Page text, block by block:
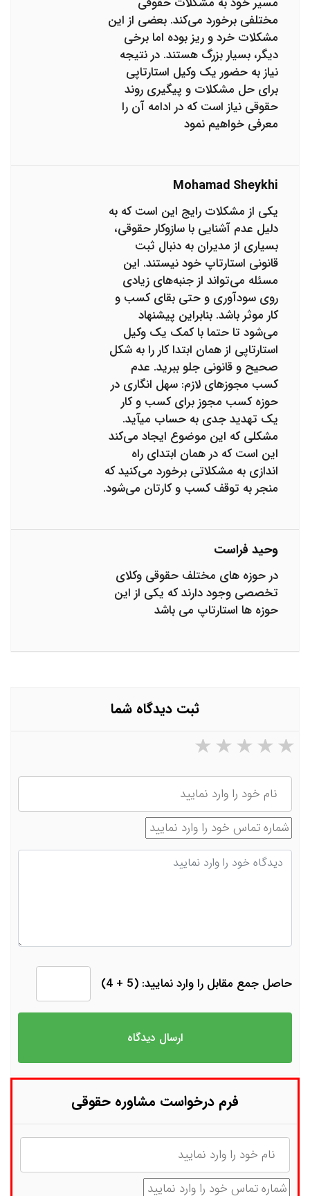
مختلفی برخورد می‌کند. بعضی از این
مشکلات خرد و ریز بوده اما برخی
دیگر، بسیار بزرگ هستند. در نتیجه
نیاز به حضور یک وکیل استارتاپی
برای حل مشکلات و پیگیری روند
حقوقی نیاز است که در ادامه آن را
معرفی خواهیم نمود
Mohamad Sheykhi
یکی از مشکلات رایج این است که به
دلیل عدم آشنایی با سازوکار حقوقی،
بسیاری از مدیران به دنبال ثبت
قانونی استارتاپ خود نیستند. این
مسئله می‌تواند از جنبه‌های زیادی
روی سودآوری و حتی بقای کسب و
کار موثر باشد. بنابراین پیشنهاد
می‌شود تا حتما با کمک یک وکیل
استارتاپی از همان ابتدا کار را به شکل
صحیح و قانونی جلو ببرید. عدم
کسب مجوزهای لازم: سهل انگاری در
حوزه کسب مجوز­ برای کسب و کار
یک تهدید جدی به حساب می­آید.
مشکلی که این موضوع ایجاد می‌کند
این است که در همان ابتدای راه
اندازی به مشکلاتی برخورد می‌کنید که
منجر به توقف کسب و کارتان می‌شود.
وحید فراست
در حوزه های مختلف حقوقی وکلای
تخصصی وجود دارند که یکی از این
حوزه ها استارتاپ می باشد
ثبت دیدگاه شما
۵ ستاره از ۵ ۴ ستاره از ۵ ۳ ستاره از ۵ ۲ ستاره از ۵
نام
شماره تماس
دیدگاه
حاصل جمع مقابل را وارد نمایید: (5 + 4)
فرم درخواست مشاوره حقوقی
نام
شماره تماس